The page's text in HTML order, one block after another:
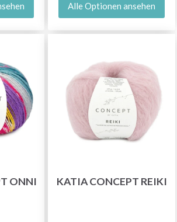
Alle Optionen ansehen
ONNI
KATIA CONCEPT REIKI